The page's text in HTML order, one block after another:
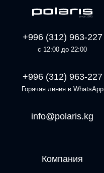
+996 (312) 963-227
с 12:00 до 22:00
+996 (312) 963-227
Горячая линия в WhatsApp
info@polaris.kg
Компания